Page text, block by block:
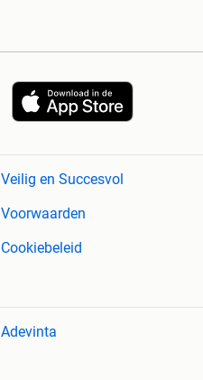
Veilig en Succesvol
Voorwaarden
Cookiebeleid
Adevinta